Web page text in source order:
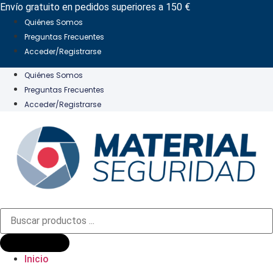
Ir
contenido
Envío gratuito en pedidos superiores a 150 €
Quiénes Somos
Preguntas Frecuentes
Acceder/Registrarse
Quiénes Somos
Preguntas Frecuentes
Acceder/Registrarse
Búsqueda
productos
Inicio